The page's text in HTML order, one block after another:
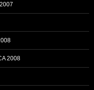
2008